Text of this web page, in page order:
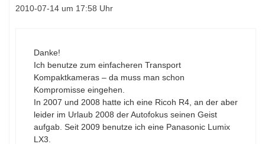
2010-07-14 um 17:58 Uhr
Danke!
Ich benutze zum einfacheren Transport
Kompaktkameras – da muss man schon
Kompromisse eingehen.
In 2007 und 2008 hatte ich eine Ricoh R4, an der aber
leider im Urlaub 2008 der Autofokus seinen Geist
aufgab. Seit 2009 benutze ich eine Panasonic Lumix
LX3.